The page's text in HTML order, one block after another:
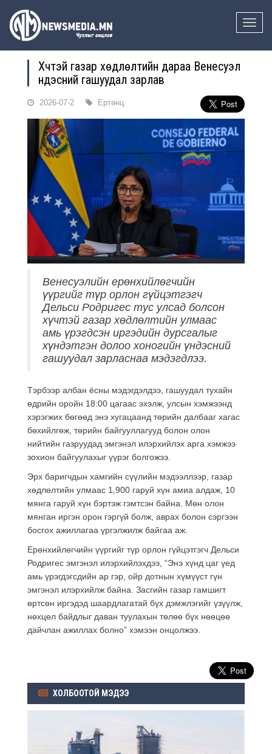
Toggle
Хүчтэй газар хөдлөлтийн дараа Венесуэл
үндэсний гашуудал зарлав
2026-07-2 Ертөнц
Венесуэлийн ерөнхийлөгчийн
үүргийг түр орлон гүйцэтгэгч
Дельси Родригес тус улсад болсон
хүчтэй газар хөдлөлтийн улмаас
амь үрэгдсэн иргэдийн дурсгалыг
хүндэтгэн долоо хоногийн үндэсний
гашуудал зарласнаа мэдэгдлээ.
Тэрбээр албан ёсны мэдэгдэлдээ, гашуудал тухайн
өдрийн оройн 18:00 цагаас эхэлж, улсын хэмжээнд
хэрэгжих бөгөөд энэ хугацаанд төрийн далбааг хагас
бөхийлгөж, төрийн байгууллагууд болон олон
нийтийн газруудад эмгэнэл илэрхийлэх арга хэмжээ
зохион байгуулахыг үүрэг болгожээ.
Эрх баригчдын хамгийн сүүлийн мэдээллээр, газар
хөдлөлтийн улмаас 1,900 гаруй хүн амиа алдаж, 10
мянга гаруй хүн бэртэж гэмтсэн байна. Мөн олон
мянган иргэн орон гэргүй болж, аврах болон сэргээн
босгох ажиллагаа үргэлжилж байгаа аж.
Ерөнхийлөгчийн үүргийг түр орлон гүйцэтгэгч Дельси
Родригес эмгэнэл илэрхийлэхдээ, “Энэ хүнд цаг үед
амь үрэгдэгсдийн ар гэр, ойр дотнын хүмүүст гүн
эмгэнэл илэрхийлж байна. Засгийн газар гамшигт
өртсөн иргэдэд шаардлагатай бүх дэмжлэгийг үзүүлж,
нөхцөл байдлыг даван туулахын төлөө бүх нөөцөө
дайчлан ажиллах болно” хэмээн онцолжээ.
ХОЛБООТОЙ МЭДЭЭ